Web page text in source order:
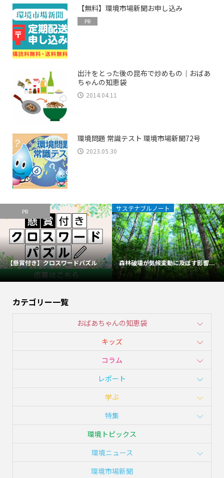
【無料】環境市場新聞お申し込み
PR
出汁をとった後の昆布で炒めもの｜おばあ
ちゃんの知恵袋
2014.04.11
環境問題 常識テスト 環境市場新聞72号
2023.05.30
PR
【懸賞付き】クロスワードパズル
サステナブルノート
森林破壊が気候変動に及ぼす影響...
カテゴリー一覧
おばあちゃんの知恵袋
キッズ
コラム
レポート
学ぶ
特集
環境トピックス
環境ニュース
環境市場新聞